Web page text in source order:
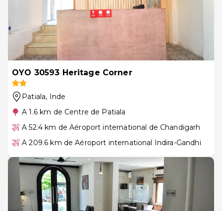
OYO 30593 Heritage Corner
Patiala, Inde
A 1.6 km de Centre de Patiala
A 52.4 km de Aéroport international de Chandigarh
A 209.6 km de Aéroport international Indira-Gandhi